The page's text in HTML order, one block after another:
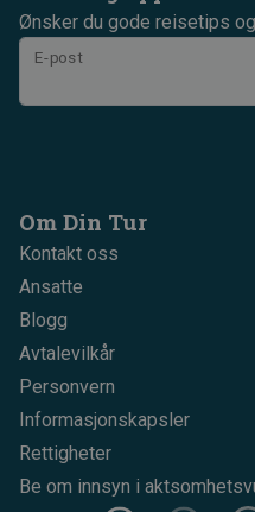
Ønsker du gode reisetips
E-post
Om Din Tur
Kontakt oss
Ansatte
Blogg
Avtalevilkår
Personvern
Informasjonskapsler
Rettigheter
Be om innsyn i